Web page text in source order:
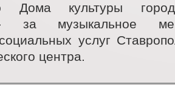
Дома культуры
за музыкальное
услуг
центра.